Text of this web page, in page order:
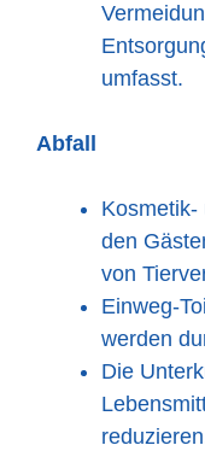
umfasst.
Abfall
Kosmetik-
den
von
Einweg-
werden
Die